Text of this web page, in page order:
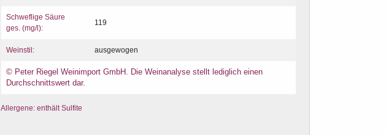
Schweflige Säure
ges. (mg/l):
119
Weinstil: ausgewogen
© Peter Riegel Weinimport GmbH. Die Weinanalyse stellt lediglich einen
Durchschnittswert dar.
Allergene: enthält Sulfite